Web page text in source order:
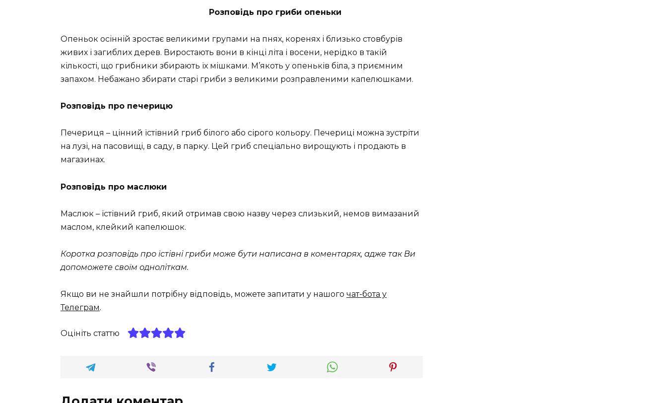
Розповідь про гриби опеньки
Опеньок осінній зростає великими групами на пнях, коренях і близько стовбурів
живих і загиблих дерев. Виростають вони в кінці літа і восени, нерідко в такій
кількості, що грибники збирають їх мішками. М’якоть у опеньків біла, з приємним
запахом. Небажано збирати старі гриби з великими розправленими капелюшками.
Розповідь про печерицю
Печериця – цінний їстівний гриб білого або сірого кольору. Печериці можна зустріти
на лузі, на пасовищі, в саду, в парку. Цей гриб спеціально вирощують і продають в
магазинах.
Розповідь про маслюки
Маслюк – їстівний гриб, який отримав свою назву через слизький, немов вимазаний
маслом, клейкий капелюшок.
Коротка розповідь про їстівні гриби може бути написана в коментарях, адже так Ви
допоможете своїм одноліткам.
Якщо ви не знайшли потрібну відповідь, можете запитати у нашого чат-бота у
Телеграм.
Оцініть статтю